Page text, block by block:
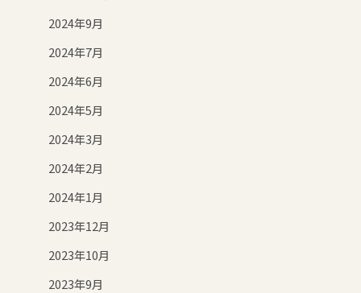
2024年9月
2024年7月
2024年6月
2024年5月
2024年3月
2024年2月
2024年1月
2023年12月
2023年10月
2023年9月